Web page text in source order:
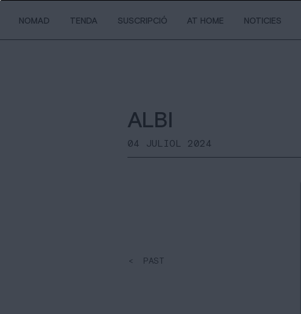
NOMAD TENDA SUSCRIPCIÓ AT HOME NOTICIES
ALBI
04 JULIOL 2024
< PAST